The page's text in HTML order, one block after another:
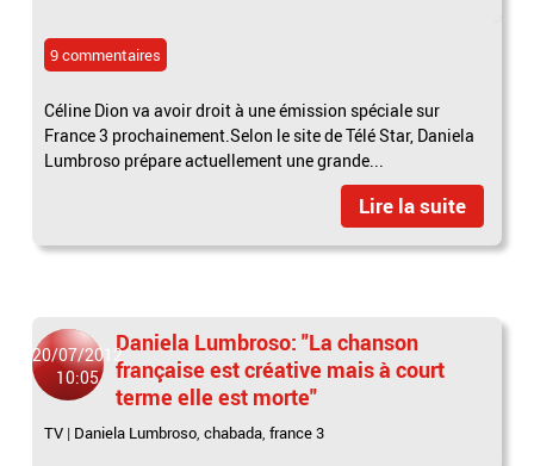
9 commentaires
Céline Dion va avoir droit à une émission spéciale sur
France 3 prochainement.Selon le site de Télé Star, Daniela
Lumbroso prépare actuellement une grande...
Lire la suite
20/07/2012
10:05
Daniela Lumbroso: "La chanson
française est créative mais à court
terme elle est morte"
TV | Daniela Lumbroso ,chabada ,france 3